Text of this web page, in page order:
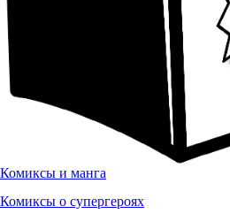
Комиксы и манга
Комиксы о супергероях